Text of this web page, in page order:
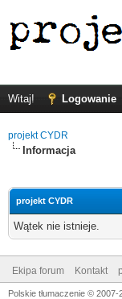
Witaj! Logowanie
projekt CYDR
Informacja
projekt CYDR
Wątek nie istnieje.
Ekipa forum Kontakt
Polskie tłumaczenie © 2007-